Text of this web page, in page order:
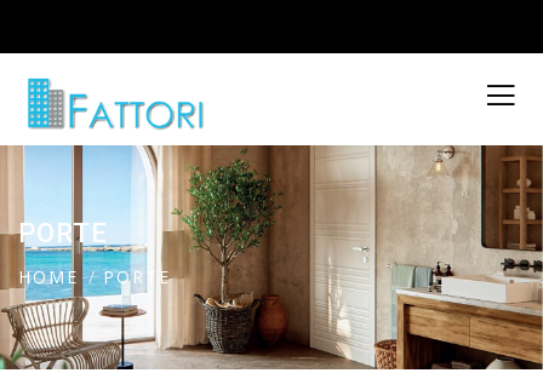
PORTE
HOME PORTE